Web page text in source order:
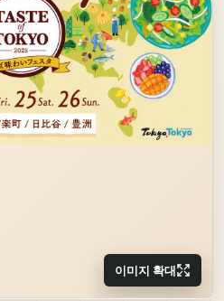
이미지 확대